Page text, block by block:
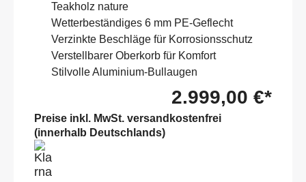
Teakholz nature
Wetterbeständiges 6 mm PE-Geflecht
Verzinkte Beschläge für Korrosionsschutz
Verstellbarer Oberkorb für Komfort
Stilvolle Aluminium-Bullaugen
2.999,00 €*
Preise inkl. MwSt. versandkostenfrei
(innerhalb Deutschlands)